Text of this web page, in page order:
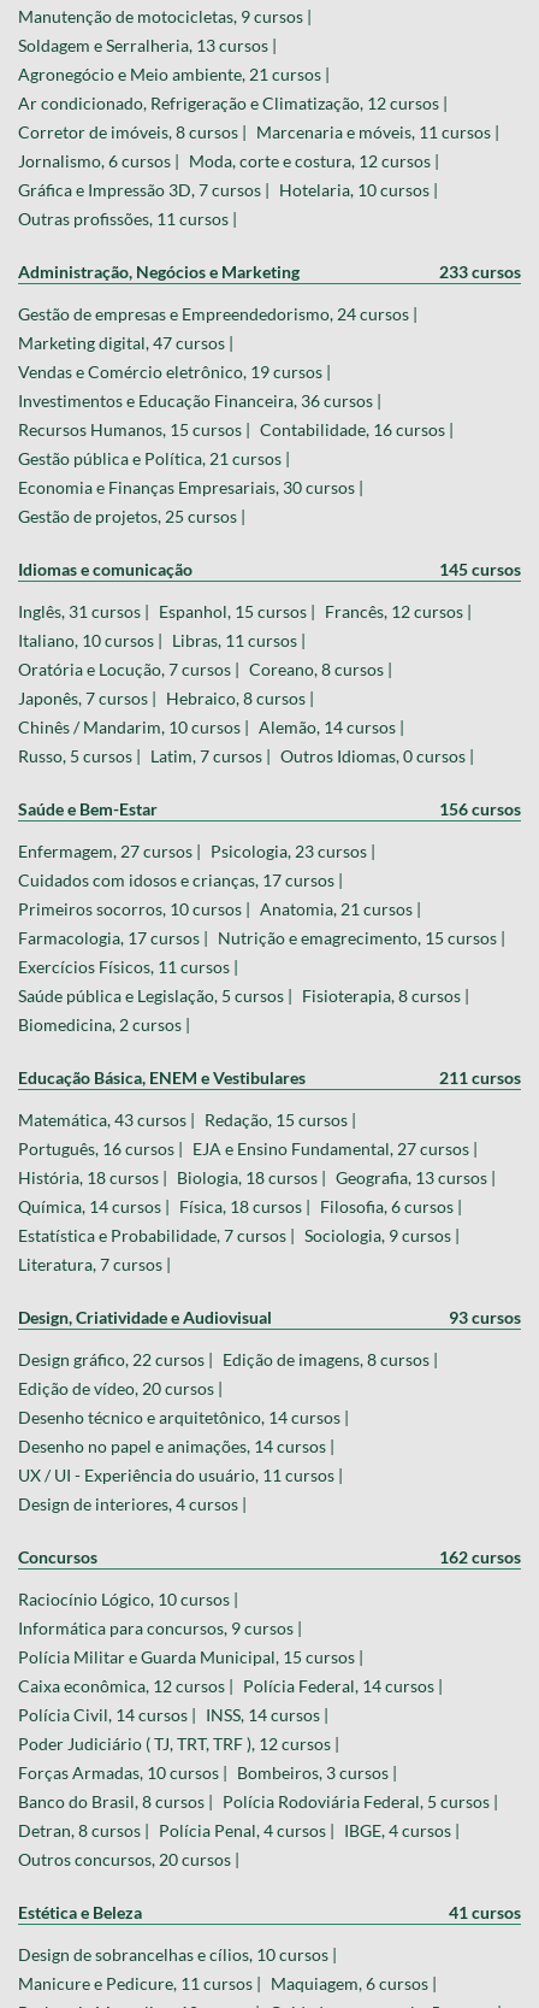
Manutenção de motocicletas, 9 cursos |
Soldagem e Serralheria, 13 cursos |
Agronegócio e Meio ambiente, 21 cursos |
Ar condicionado, Refrigeração e Climatização, 12 cursos |
Corretor de imóveis, 8 cursos | Marcenaria e móveis, 11 cursos |
Jornalismo, 6 cursos | Moda, corte e costura, 12 cursos |
Gráfica e Impressão 3D, 7 cursos | Hotelaria, 10 cursos |
Outras profissões, 11 cursos |
Administração, Negócios e Marketing 233 cursos
Gestão de empresas e Empreendedorismo, 24 cursos |
Marketing digital, 47 cursos |
Vendas e Comércio eletrônico, 19 cursos |
Investimentos e Educação Financeira, 36 cursos |
Recursos Humanos, 15 cursos | Contabilidade, 16 cursos |
Gestão pública e Política, 21 cursos |
Economia e Finanças Empresariais, 30 cursos |
Gestão de projetos, 25 cursos |
Idiomas e comunicação 145 cursos
Inglês, 31 cursos | Espanhol, 15 cursos | Francês, 12 cursos |
Italiano, 10 cursos | Libras, 11 cursos |
Oratória e Locução, 7 cursos | Coreano, 8 cursos |
Japonês, 7 cursos | Hebraico, 8 cursos |
Chinês / Mandarim, 10 cursos | Alemão, 14 cursos |
Russo, 5 cursos | Latim, 7 cursos | Outros Idiomas, 0 cursos |
Saúde e Bem-Estar 156 cursos
Enfermagem, 27 cursos | Psicologia, 23 cursos |
Cuidados com idosos e crianças, 17 cursos |
Primeiros socorros, 10 cursos | Anatomia, 21 cursos |
Farmacologia, 17 cursos | Nutrição e emagrecimento, 15 cursos |
Exercícios Físicos, 11 cursos |
Saúde pública e Legislação, 5 cursos | Fisioterapia, 8 cursos |
Biomedicina, 2 cursos |
Educação Básica, ENEM e Vestibulares 211 cursos
Matemática, 43 cursos | Redação, 15 cursos |
Português, 16 cursos | EJA e Ensino Fundamental, 27 cursos |
História, 18 cursos | Biologia, 18 cursos | Geografia, 13 cursos |
Química, 14 cursos | Física, 18 cursos | Filosofia, 6 cursos |
Estatística e Probabilidade, 7 cursos | Sociologia, 9 cursos |
Literatura, 7 cursos |
Design, Criatividade e Audiovisual 93 cursos
Design gráfico, 22 cursos | Edição de imagens, 8 cursos |
Edição de vídeo, 20 cursos |
Desenho técnico e arquitetônico, 14 cursos |
Desenho no papel e animações, 14 cursos |
UX / UI - Experiência do usuário, 11 cursos |
Design de interiores, 4 cursos |
Concursos 162 cursos
Raciocínio Lógico, 10 cursos |
Informática para concursos, 9 cursos |
Polícia Militar e Guarda Municipal, 15 cursos |
Caixa econômica, 12 cursos | Polícia Federal, 14 cursos |
Polícia Civil, 14 cursos | INSS, 14 cursos |
Poder Judiciário ( TJ, TRT, TRF ), 12 cursos |
Forças Armadas, 10 cursos | Bombeiros, 3 cursos |
Banco do Brasil, 8 cursos | Polícia Rodoviária Federal, 5 cursos |
Detran, 8 cursos | Polícia Penal, 4 cursos | IBGE, 4 cursos |
Outros concursos, 20 cursos |
Estética e Beleza 41 cursos
Design de sobrancelhas e cílios, 10 cursos |
Manicure e Pedicure, 11 cursos | Maquiagem, 6 cursos |